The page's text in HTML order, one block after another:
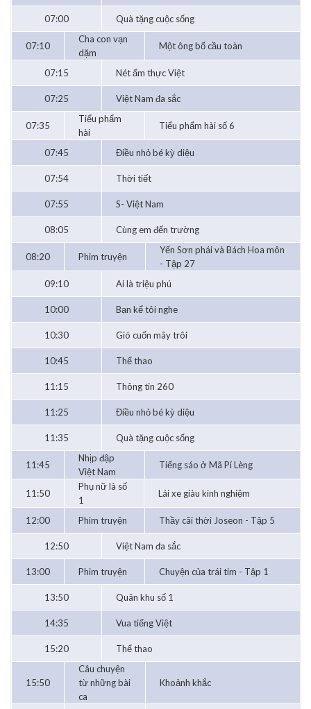
07:00 Quà tặng cuộc sống
07:10
Cha con vạn
dặm
Một ông bố cầu toàn
07:15 Nét ẩm thực Việt
07:25 Việt Nam đa sắc
07:35
Tiểu phẩm
hài
Tiểu phẩm hài số 6
07:45 Điều nhỏ bé kỳ diệu
07:54 Thời tiết
07:55 S- Việt Nam
08:05 Cùng em đến trường
08:20 Phim truyện
Yến Sơn phái và Bách Hoa môn
- Tập 27
09:10
Ai là triệu phú
10:00 Bạn kể tôi nghe
10:30 Gió cuốn mây trôi
10:45 Thể thao
11:15 Thông tin 260
11:25 Điều nhỏ bé kỳ diệu
11:35 Quà tặng cuộc sống
11:45
Nhịp đập
Việt Nam
Tiếng sáo ở Mã Pí Lèng
11:50
Phụ nữ là số
1
Lái xe giàu kinh nghiệm
12:00 Phim truyện Thầy cãi thời Joseon - Tập 5
12:50 Việt Nam đa sắc
13:00 Phim truyện Chuyện của trái tim - Tập 1
13:50 Quân khu số 1
14:35 Vua tiếng Việt
15:20 Thể thao
15:50
Câu chuyện
từ những bài
ca
Khoảnh khắc